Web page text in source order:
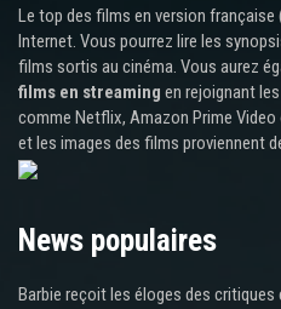
Le top des films en version
Internet. Vous pourrez lire les
films sortis au cinéma. Vous aurez
films en streaming en rejoignant
comme Netflix, Amazon Prime Video
et les images des films proviennent
News populaires
Barbie reçoit les éloges des